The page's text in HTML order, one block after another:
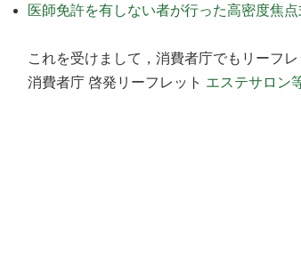
医師免許を有しない者が行った高密度焦
これを受けまして，消費者庁でもリーフ
消費者庁 啓発リーフレット エステサロン